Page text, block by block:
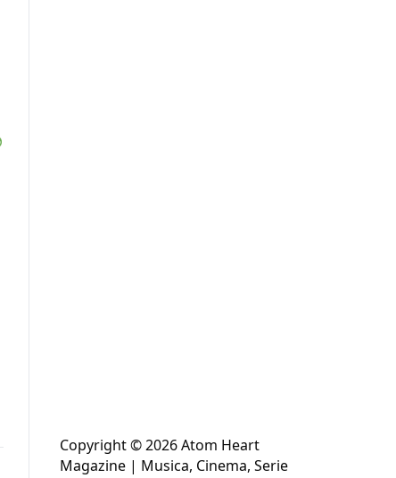
Copyright © 2026 Atom Heart
Magazine | Musica, Cinema, Serie